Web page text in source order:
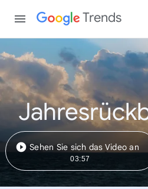
Trends
Sehen Sie sich das Video an
03:57